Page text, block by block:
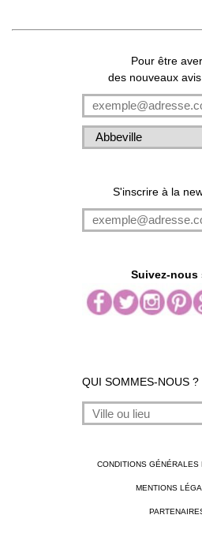
Pour être
des nouveaux
S'inscrire à la
Suivez-nous
QUI SOMMES-NOUS ?
CONDITIONS GÉNÉRALES
MENTIONS